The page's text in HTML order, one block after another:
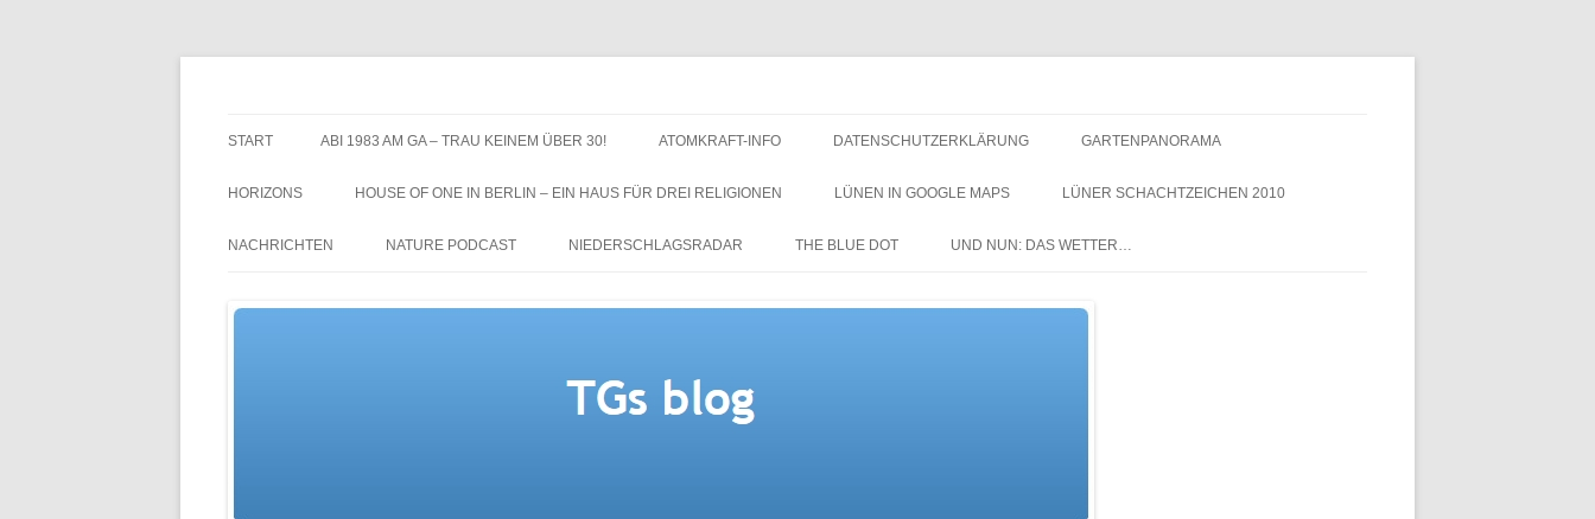
START ABI 1983 AM GA – TRAU KEINEM ÜBER 30! ATOMKRAFT-INFO DATENSCHUTZERKLÄRUNG GARTENPANORAMA
HORIZONS HOUSE OF ONE IN BERLIN – EIN HAUS FÜR DREI RELIGIONEN LÜNEN IN GOOGLE MAPS LÜNER SCHACHTZEICHEN 2010
NACHTZEICHEN-
NACHRICHTEN NATURE PODCAST NIEDERSCHLAGSRADAR THE BLUE DOT UND NUN: DAS WETTER…